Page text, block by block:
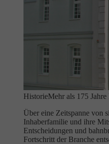
HistorieMehr als 175
Über eine Zeitspanne von
Inhaberfamilie und ihre
Entscheidungen und
Fortschritt der Branche